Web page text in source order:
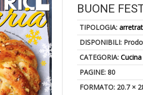
BUONE
TIPOLOGIA:
DISPONIBILI:
CATEGORIA:Cucina
PAGINE: 80
FORMATO: 20.7 ×